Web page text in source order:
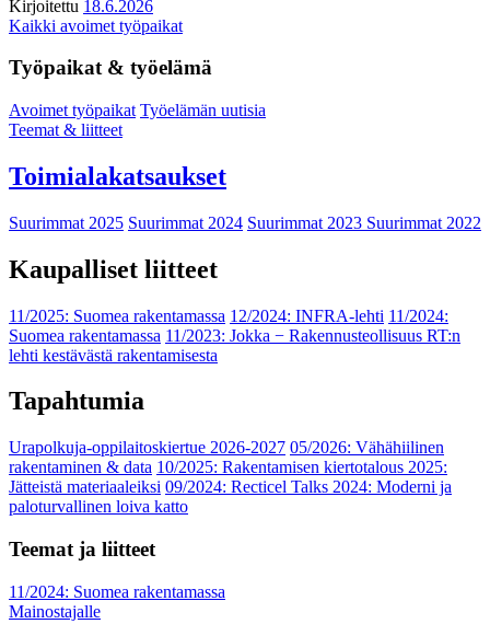
Kirjoitettu 18.6.2026
Kaikki avoimet työpaikat
Työpaikat & työelämä
Avoimet työpaikat Työelämän uutisia
Teemat & liitteet
Toimialakatsaukset
Suurimmat 2025 Suurimmat 2024 Suurimmat 2023 Suurimmat 2022
Kaupalliset liitteet
11/2025: Suomea rakentamassa 12/2024: INFRA-lehti 11/2024:
Suomea rakentamassa 11/2023: Jokka − Rakennusteollisuus RT:n
lehti kestävästä rakentamisesta
Tapahtumia
Urapolkuja-oppilaitoskiertue 2026-2027 05/2026: Vähähiilinen
rakentaminen & data 10/2025: Rakentamisen kiertotalous 2025:
Jätteistä materiaaleiksi 09/2024: Recticel Talks 2024: Moderni ja
paloturvallinen loiva katto
Teemat ja liitteet
11/2024: Suomea rakentamassa
Mainostajalle